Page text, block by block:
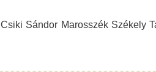
Sándor Marosszék Székely